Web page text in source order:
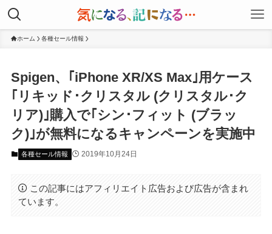
ホーム 各種セール情報
Spigen、｢iPhone XR/XS Max｣用ケース
｢リキッド･クリスタル (クリスタル･ク
リア)｣購入で｢シン･フィット (ブラッ
ク)｣が無料になるキャンペーンを実施中
各種セール情報 2019年10月24日
この記事にはアフィリエイト広告および広告が含まれ
ています。